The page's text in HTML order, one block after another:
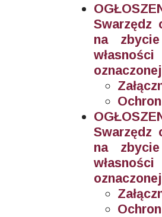
Swarzędz
na
Swarzędz
na